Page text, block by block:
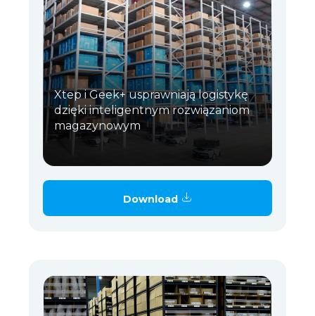
Xtep i Geek+ usprawniają logistykę
dzięki inteligentnym rozwiązaniom
magazynowym
Download